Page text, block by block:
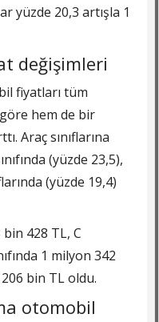
yüzde 20,3 artışla 1
değişimleri
fiyatları tüm
hem de bir
Araç sınıflarına
(yüzde 23,5),
(yüzde 19,4)
bin 428 TL, C
1 milyon 342
206 bin TL oldu.
otomobil